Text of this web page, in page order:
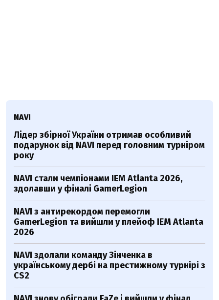
NAVI
Лідер збірної України отримав особливий
подарунок від NAVI перед головним турніром
року
NAVI стали чемпіонами IEM Atlanta 2026,
здолавши у фіналі GamerLegion
NAVI з антирекордом перемогли
GamerLegion та вийшли у плейоф IEM Atlanta
2026
NAVI здолали команду Зінченка в
українському дербі на престижному турнірі з
CS2